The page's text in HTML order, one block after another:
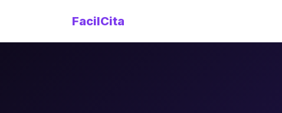
FacilCita